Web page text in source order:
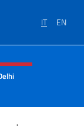
IT EN
menù